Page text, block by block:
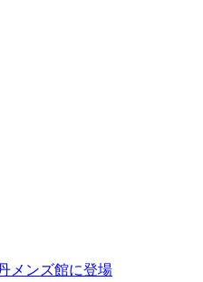
メンズ館に登場